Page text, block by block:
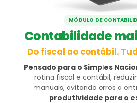
MÓDULO DE
Contabilidade
Do fiscal ao contábil.
Pensado para o Simples
rotina fiscal e contábil,
manuais, evitando erros e
produtividade para o